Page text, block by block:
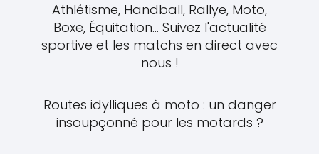
Athlétisme, Handball, Rallye, Moto,
Boxe, Équitation... Suivez l'actualité
sportive et les matchs en direct avec
nous !
Routes idylliques à moto : un danger
insoupçonné pour les motards ?